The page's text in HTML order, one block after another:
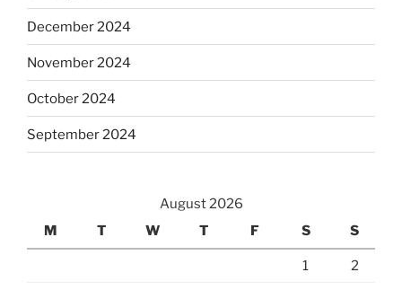
December 2024
November 2024
October 2024
September 2024
August 2026
M
T W T F S S
1 2